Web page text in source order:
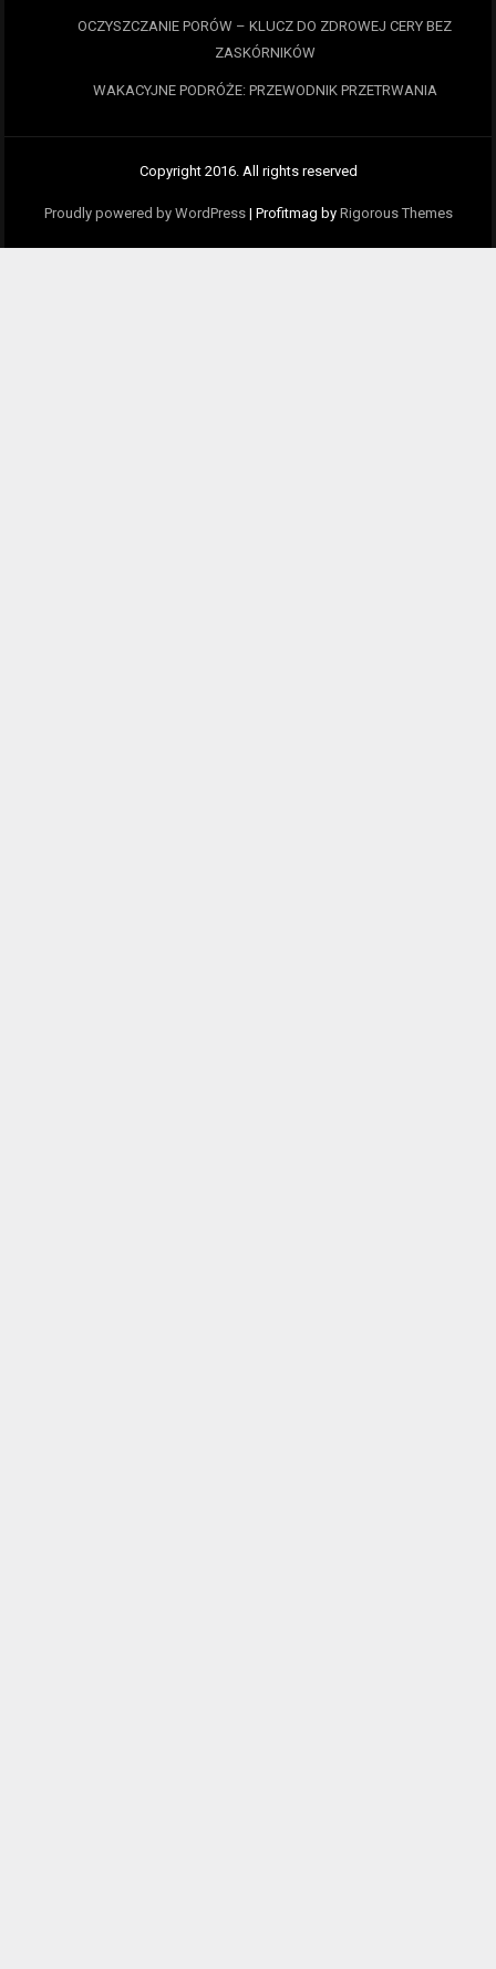
OCZYSZCZANIE PORÓW – KLUCZ DO ZDROWEJ CERY BEZ
ZASKÓRNIKÓW
WAKACYJNE PODRÓŻE: PRZEWODNIK PRZETRWANIA
Copyright 2016. All rights reserved
Proudly powered by WordPress | Profitmag by Rigorous Themes